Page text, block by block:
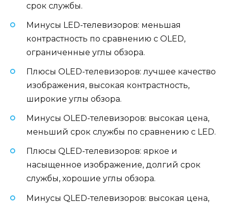
срок службы.
Минусы LED-телевизоров: меньшая
контрастность по сравнению с OLED,
ограниченные углы обзора.
Плюсы OLED-телевизоров: лучшее качество
изображения, высокая контрастность,
широкие углы обзора.
Минусы OLED-телевизоров: высокая цена,
меньший срок службы по сравнению с LED.
Плюсы QLED-телевизоров: яркое и
насыщенное изображение, долгий срок
службы, хорошие углы обзора.
Минусы QLED-телевизоров: высокая цена,